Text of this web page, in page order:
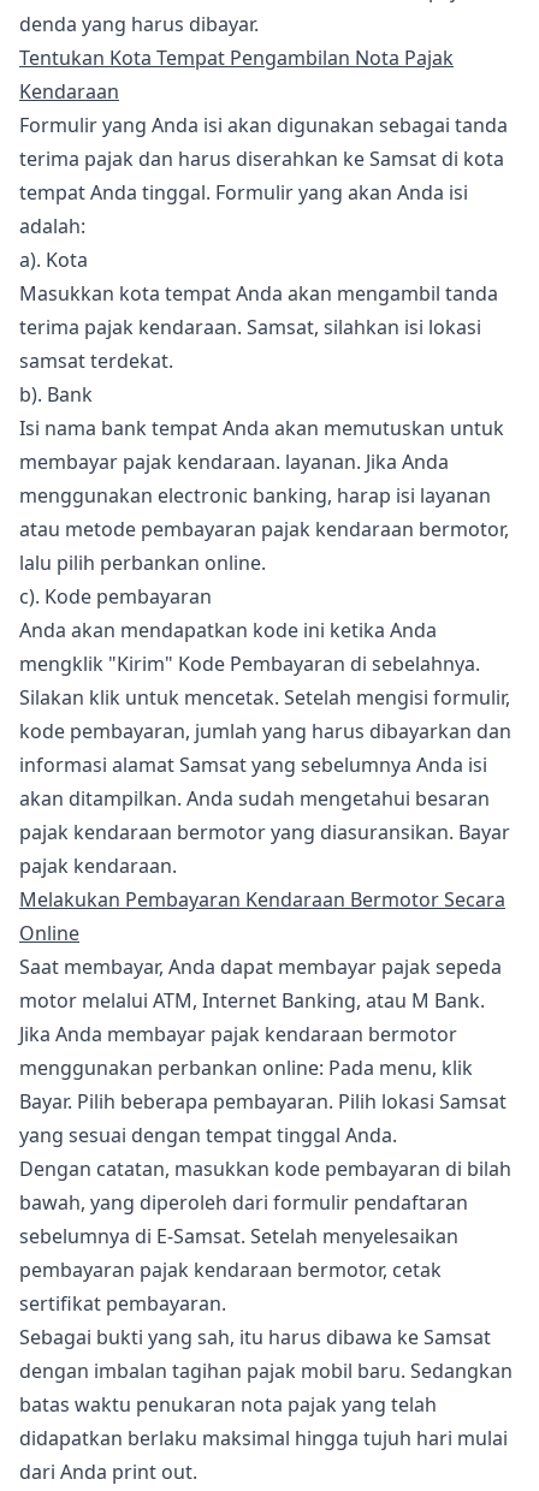
denda yang harus dibayar.
Tentukan Kota Tempat Pengambilan Nota Pajak
Kendaraan
Formulir yang Anda isi akan digunakan sebagai tanda
terima pajak dan harus diserahkan ke Samsat di kota
tempat Anda tinggal. Formulir yang akan Anda isi
adalah:
a). Kota
Masukkan kota tempat Anda akan mengambil tanda
terima pajak kendaraan. Samsat, silahkan isi lokasi
samsat terdekat.
b). Bank
Isi nama bank tempat Anda akan memutuskan untuk
membayar pajak kendaraan. layanan. Jika Anda
menggunakan electronic banking, harap isi layanan
atau metode pembayaran pajak kendaraan bermotor,
lalu pilih perbankan online.
c). Kode pembayaran
Anda akan mendapatkan kode ini ketika Anda
mengklik "Kirim" Kode Pembayaran di sebelahnya.
Silakan klik untuk mencetak. Setelah mengisi formulir,
kode pembayaran, jumlah yang harus dibayarkan dan
informasi alamat Samsat yang sebelumnya Anda isi
akan ditampilkan. Anda sudah mengetahui besaran
pajak kendaraan bermotor yang diasuransikan. Bayar
pajak kendaraan.
Melakukan Pembayaran Kendaraan Bermotor Secara
Online
Saat membayar, Anda dapat membayar pajak sepeda
motor melalui ATM, Internet Banking, atau M Bank.
Jika Anda membayar pajak kendaraan bermotor
menggunakan perbankan online: Pada menu, klik
Bayar. Pilih beberapa pembayaran. Pilih lokasi Samsat
yang sesuai dengan tempat tinggal Anda.
Dengan catatan, masukkan kode pembayaran di bilah
bawah, yang diperoleh dari formulir pendaftaran
sebelumnya di E-Samsat. Setelah menyelesaikan
pembayaran pajak kendaraan bermotor, cetak
sertifikat pembayaran.
Sebagai bukti yang sah, itu harus dibawa ke Samsat
dengan imbalan tagihan pajak mobil baru. Sedangkan
batas waktu penukaran nota pajak yang telah
didapatkan berlaku maksimal hingga tujuh hari mulai
dari Anda print out.